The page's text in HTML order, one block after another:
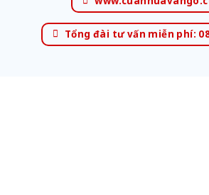
Tổng đài tư vấn miễn phí: